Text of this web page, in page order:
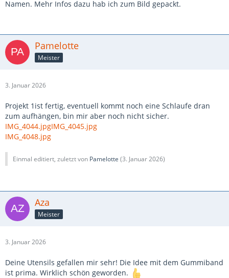
Namen. Mehr Infos dazu hab ich zum Bild gepackt.
Pamelotte
Meister
3. Januar 2026
Projekt 1ist fertig, eventuell kommt noch eine Schlaufe dran
zum aufhängen, bin mir aber noch nicht sicher.
IMG_4044.jpgIMG_4045.jpg
IMG_4048.jpg
Einmal editiert, zuletzt von Pamelotte (3. Januar 2026)
Aza
Meister
3. Januar 2026
Deine Utensils gefallen mir sehr! Die Idee mit dem Gummiband
ist prima. Wirklich schön geworden.